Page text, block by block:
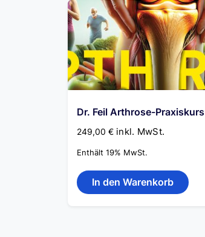
Dr. Feil Arthrose-Praxiskurs
249,00 € inkl. MwSt.
Enthält 19% MwSt.
In den Warenkorb